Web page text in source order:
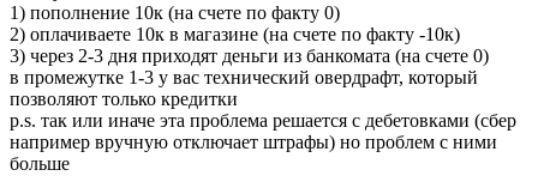
1) пополнение 10к (на счете по факту 0)
2) оплачиваете 10к в магазине (на счете по факту -10к)
3) через 2-3 дня приходят деньги из банкомата (на счете 0)
в промежутке 1-3 у вас технический овердрафт, который
позволяют только кредитки
p.s. так или иначе эта проблема решается с дебетовками (сбер
например вручную отключает штрафы) но проблем с ними
больше